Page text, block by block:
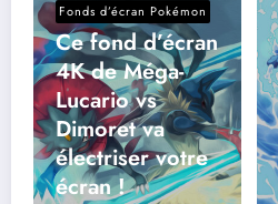
Fonds d’écran Pokémon
Ce fond d’écran
4K de Méga-
Lucario vs
Dimoret va
électriser votre
écran !